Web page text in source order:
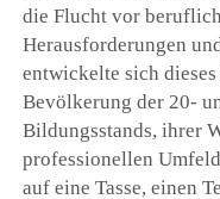
die Flucht vor
Herausforderungen
entwickelte sich
Bevölkerung der 20-
Bildungsstands, ihrer
professionellen
auf eine Tasse, einen